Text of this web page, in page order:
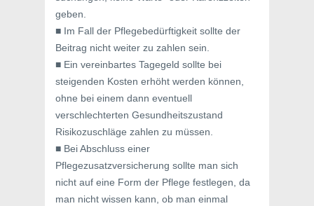
geben.
■ Im Fall der Pflegebedürftigkeit sollte der
Beitrag nicht weiter zu zahlen sein.
■ Ein vereinbartes Tagegeld sollte bei
steigenden Kosten erhöht werden können,
ohne bei einem dann eventuell
verschlechterten Gesundheitszustand
Risikozuschläge zahlen zu müssen.
■ Bei Abschluss einer
Pflegezusatzversicherung sollte man sich
nicht auf eine Form der Pflege festlegen, da
man nicht wissen kann, ob man einmal